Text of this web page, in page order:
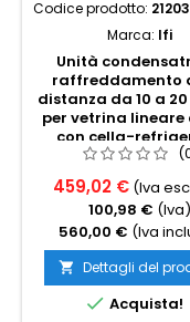
Codice prodotto:
Marca: Ifi
Unità
raffreddamento
distanza da 10 a
per vetrina lineare
con cella-
statica
459,02 € (Iva
100,98 € (Iva)
560,00 € (Iva
 Dettagli del
 Acquista!